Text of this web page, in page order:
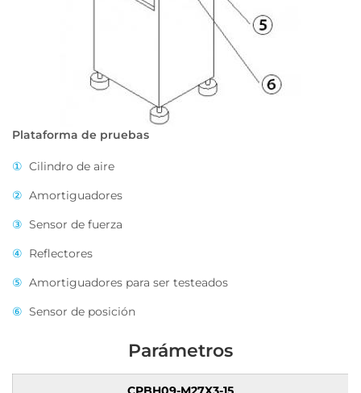
Plataforma de pruebas
① Cilindro de aire
② Amortiguadores
③ Sensor de fuerza
④ Reflectores
⑤ Amortiguadores para ser testeados
⑥ Sensor de posición
Parámetros